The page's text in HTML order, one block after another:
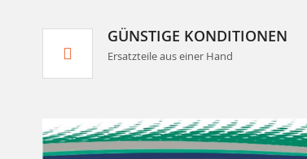
GÜNSTIGE KONDITIONEN
Ersatzteile aus einer Hand